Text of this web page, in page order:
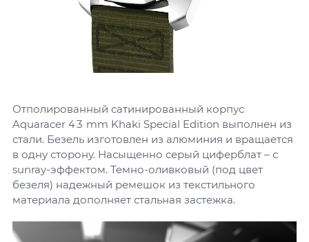
Отполированный сатинированный корпус
Aquaracer 43 mm Khaki Special Edition выполнен из
стали. Безель изготовлен из алюминия и вращается
в одну сторону. Насыщенно серый циферблат – с
sunray-эффектом. Темно-оливковый (под цвет
безеля) надежный ремешок из текстильного
материала дополняет стальная застежка.